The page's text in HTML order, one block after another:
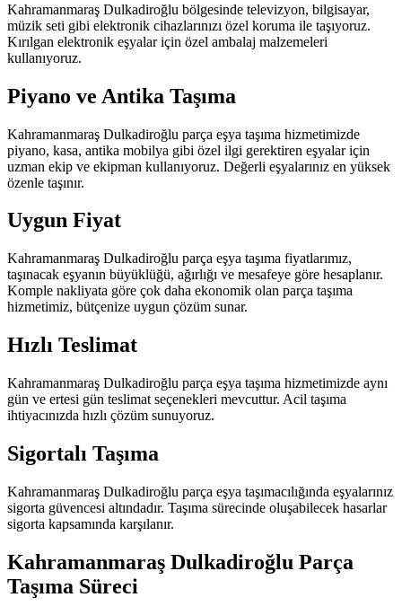
Kahramanmaraş Dulkadiroğlu bölgesinde televizyon, bilgisayar,
müzik seti gibi elektronik cihazlarınızı özel koruma ile taşıyoruz.
Kırılgan elektronik eşyalar için özel ambalaj malzemeleri
kullanıyoruz.
Piyano ve Antika Taşıma
Kahramanmaraş Dulkadiroğlu parça eşya taşıma hizmetimizde
piyano, kasa, antika mobilya gibi özel ilgi gerektiren eşyalar için
uzman ekip ve ekipman kullanıyoruz. Değerli eşyalarınız en yüksek
özenle taşınır.
Uygun Fiyat
Kahramanmaraş Dulkadiroğlu parça eşya taşıma fiyatlarımız,
taşınacak eşyanın büyüklüğü, ağırlığı ve mesafeye göre hesaplanır.
Komple nakliyata göre çok daha ekonomik olan parça taşıma
hizmetimiz, bütçenize uygun çözüm sunar.
Hızlı Teslimat
Kahramanmaraş Dulkadiroğlu parça eşya taşıma hizmetimizde aynı
gün ve ertesi gün teslimat seçenekleri mevcuttur. Acil taşıma
ihtiyacınızda hızlı çözüm sunuyoruz.
Sigortalı Taşıma
Kahramanmaraş Dulkadiroğlu parça eşya taşımacılığında eşyalarınız
sigorta güvencesi altındadır. Taşıma sürecinde oluşabilecek hasarlar
sigorta kapsamında karşılanır.
Kahramanmaraş Dulkadiroğlu Parça
Taşıma Süreci